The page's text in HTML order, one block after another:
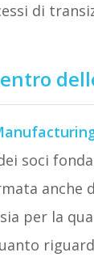
di
soci
anche
per la